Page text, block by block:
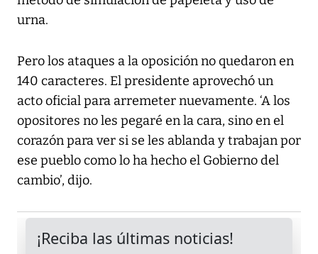
urna.
Pero los ataques a la oposición no quedaron en
140 caracteres. El presidente aprovechó un
acto oficial para arremeter nuevamente. ‘A los
opositores no les pegaré en la cara, sino en el
corazón para ver si se les ablanda y trabajan por
ese pueblo como lo ha hecho el Gobierno del
cambio’, dijo.